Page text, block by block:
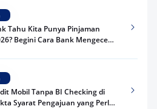
Tahu Kita Punya Pinjaman
Begini Cara Bank Mengecek
Mobil Tanpa BI Checking di
Syarat Pengajuan yang Perlu